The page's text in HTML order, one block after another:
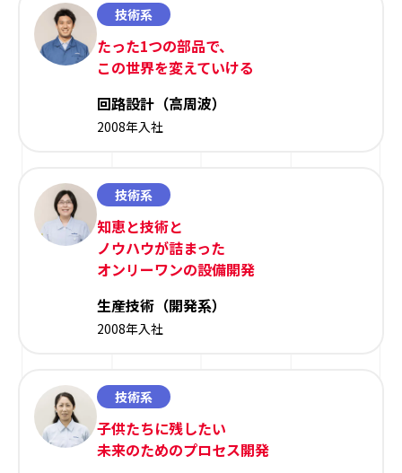
技術系
たった1つの部品で、
この世界を変えていける
回路設計（高周波）
2008年入社
技術系
知恵と技術と
ノウハウが詰まった
オンリーワンの設備開発
生産技術（開発系）
2008年入社
技術系
子供たちに残したい
未来のためのプロセス開発